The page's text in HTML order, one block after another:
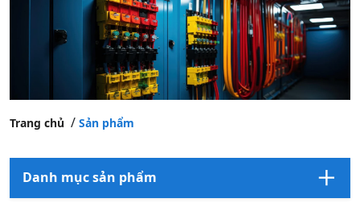
Trang chủ Sản phẩm
Danh mục sản phẩm